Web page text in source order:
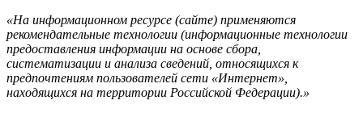
«На информационном ресурсе (сайте) применяются
рекомендательные технологии (информационные технологии
предоставления информации на основе сбора,
систематизации и анализа сведений, относящихся к
предпочтениям пользователей сети «Интернет»,
находящихся на территории Российской Федерации).»